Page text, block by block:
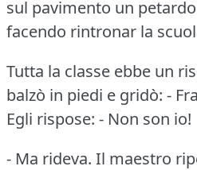
sul pavimento un
facendo rintronar la
Tutta la classe ebbe un
balzò in piedi e gridò: -
Egli rispose: - Non son io!
- Ma rideva. Il maestro